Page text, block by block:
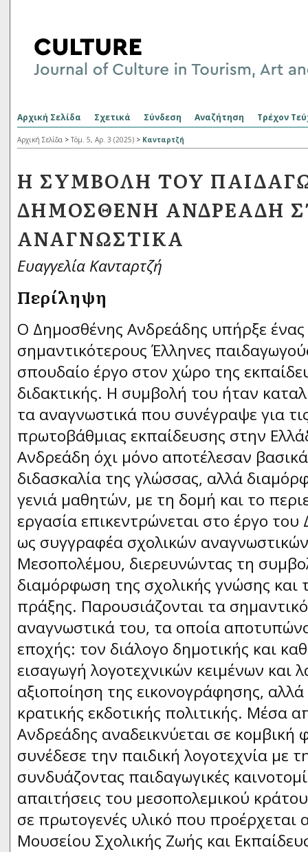
Αρχική Σελίδα Σχετικά Σύνδεση Αναζήτηση Τρέχον
Αρχική Σελίδα > Τόμ. 5, Αρ. 3 (2025) > Κανταρτζή
Η ΣΥΜΒΟΛΉ ΤΟΥ
ΔΗΜΟΣΘΈΝΗ ΑΝΔΡΕΆΔΗ
ΑΝΑΓΝΩΣΤΙΚΆ
Ευαγγελία Κανταρτζή
Περίληψη
Ο Δημοσθένης Ανδρεάδης υπήρξε
σημαντικότερους Έλληνες
σπουδαίο έργο στον χώρο της
διδακτικής. Η συμβολή του ήταν
τα αναγνωστικά που συνέγραψε για
πρωτοβάθμιας εκπαίδευσης στην
Ανδρεάδη όχι μόνο αποτέλεσαν
διδασκαλία της γλώσσας, αλλά
γενιά μαθητών, με τη δομή και το
εργασία επικεντρώνεται στο έργο
ως συγγραφέα σχολικών
Μεσοπολέμου, διερευνώντας τη
διαμόρφωση της σχολικής γνώσης και
πράξης. Παρουσιάζονται τα
αναγνωστικά του, τα οποία
εποχής: τον διάλογο δημοτικής και
εισαγωγή λογοτεχνικών κειμένων και
αξιοποίηση της εικονογράφησης, αλλά
κρατικής εκδοτικής πολιτικής. Μέσα
Ανδρεάδης αναδεικνύεται σε κομβική
συνέδεσε την παιδική λογοτεχνία με
συνδυάζοντας παιδαγωγικές
απαιτήσεις του μεσοπολεμικού
σε πρωτογενές υλικό που προέρχεται
Μουσείου Σχολικής Ζωής και